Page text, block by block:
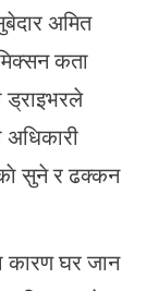
अमित
कता
ड्राइभरले
सुने र ढक्कन
कारण घर जान